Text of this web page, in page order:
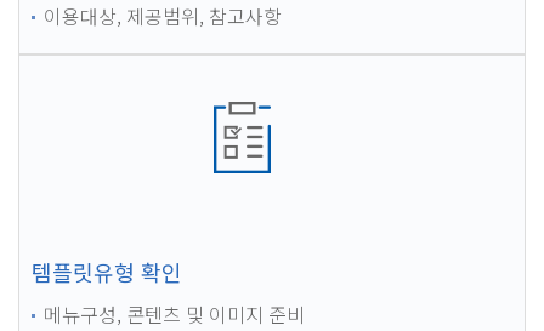
이용대상, 제공범위, 참고사항
템플릿유형 확인
메뉴구성, 콘텐츠 및 이미지 준비